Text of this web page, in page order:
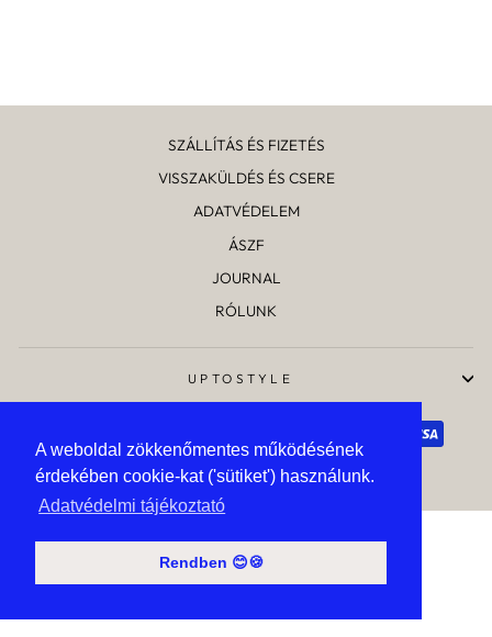
A weboldal zökkenőmentes működésének
érdekében cookie-kat ('sütiket') használunk.
Adatvédelmi tájékoztató
Rendben 😊🍪
A weboldal zökkenőmentes működésének
érdekében cookie-kat ('sütiket') használunk.
Adatvédelmi tájékoztató
Rendben 😊🍪
SZÁLLÍTÁS ÉS FIZETÉS
VISSZAKÜLDÉS ÉS CSERE
ADATVÉDELEM
ÁSZF
JOURNAL
RÓLUNK
UPTOSTYLE